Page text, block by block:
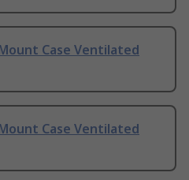
Mount Case Ventilated
Mount Case Ventilated